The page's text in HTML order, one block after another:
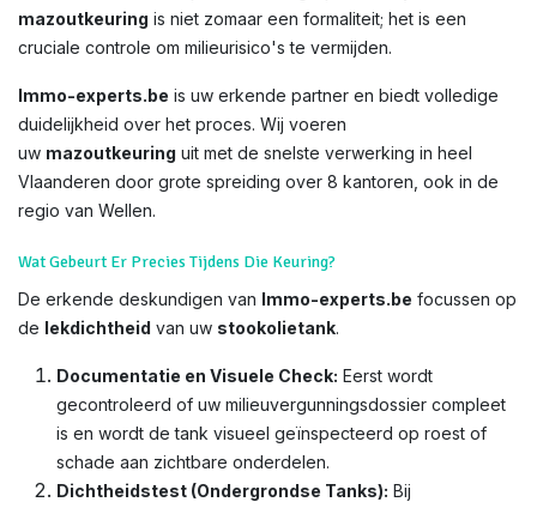
mazoutkeuring is niet zomaar een formaliteit; het is een
cruciale controle om milieurisico's te vermijden.
Immo-experts.be is uw erkende partner en biedt volledige
duidelijkheid over het proces. Wij voeren
uw mazoutkeuring uit met de snelste verwerking in heel
Vlaanderen door grote spreiding over 8 kantoren, ook in de
regio van Wellen.
Wat Gebeurt Er Precies Tijdens Die Keuring?
De erkende deskundigen van Immo-experts.be focussen op
de lekdichtheid van uw stookolietank.
Documentatie en Visuele Check: Eerst wordt
gecontroleerd of uw milieuvergunningsdossier compleet
is en wordt de tank visueel geïnspecteerd op roest of
schade aan zichtbare onderdelen.
Dichtheidstest (Ondergrondse Tanks): Bij